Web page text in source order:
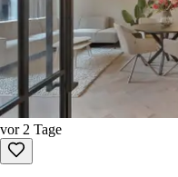
vor 2 Tage